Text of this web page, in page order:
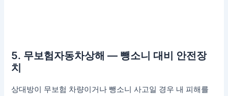
5. 무보험자동차상해 — 뺑소니 대비 안전장
치
상대방이 무보험 차량이거나 뺑소니 사고일 경우 내 피해를